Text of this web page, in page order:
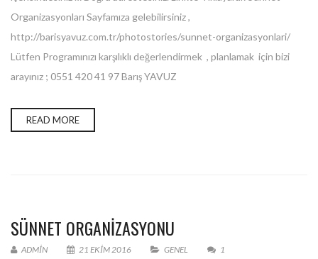
Organizasyonları Sayfamıza gelebilirsiniz ,
http://barisyavuz.com.tr/photostories/sunnet-organizasyonlari/
Lütfen Programınızı karşılıklı değerlendirmek , planlamak için bizi
arayınız ; 0551 420 41 97 Barış YAVUZ
READ MORE
SÜNNET ORGANIZASYONU
ADMIN 21 EKIM 2016 GENEL 1